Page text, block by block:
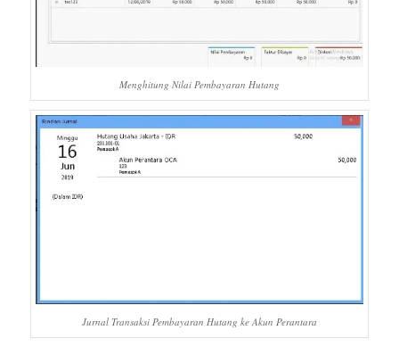
Menghitung Nilai Pembayaran Hutang
Jurnal Transaksi Pembayaran Hutang ke Akun Perantara